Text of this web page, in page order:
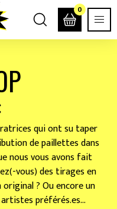
0
qui ont su taper
de paillettes dans
nous vous avons fait
vous) des tirages en
? Ou encore un
préférés.es…